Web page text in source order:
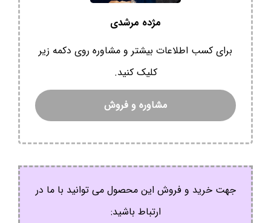
مژده مرشدی
برای کسب اطلاعات بیشتر و مشاوره روی دکمه زیر
کلیک کنید.
مشاوره و فروش
جهت خرید و فروش این محصول می توانید با ما در
ارتباط باشید: